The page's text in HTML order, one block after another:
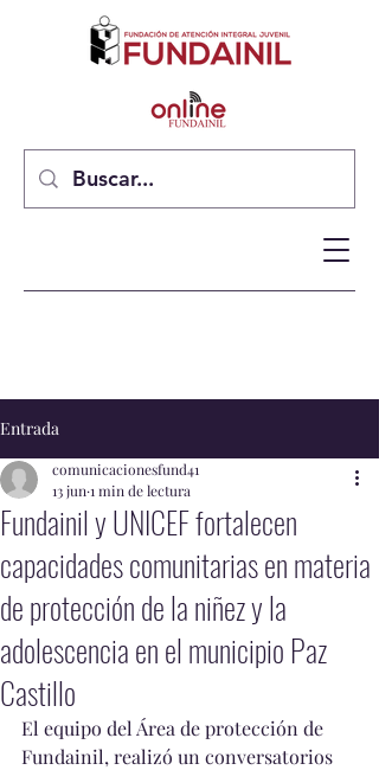
Entrada
Fundainil y UNICEF fortalecen
capacidades comunitarias en materia
de protección de la niñez y la
adolescencia en el municipio Paz
Castillo
comunicacionesfund41
13 jun 1 min de lectura
El equipo del Área de protección de
Fundainil, realizó un conversatorios